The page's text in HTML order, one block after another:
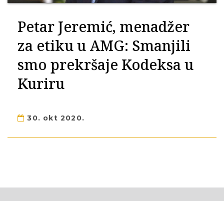
Petar Jeremić, menadžer
za etiku u AMG: Smanjili
smo prekršaje Kodeksa u
Kuriru
30. okt 2020.